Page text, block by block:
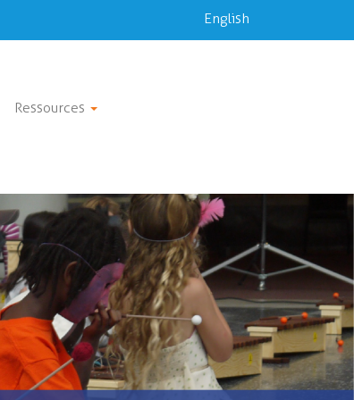
English
Ressources